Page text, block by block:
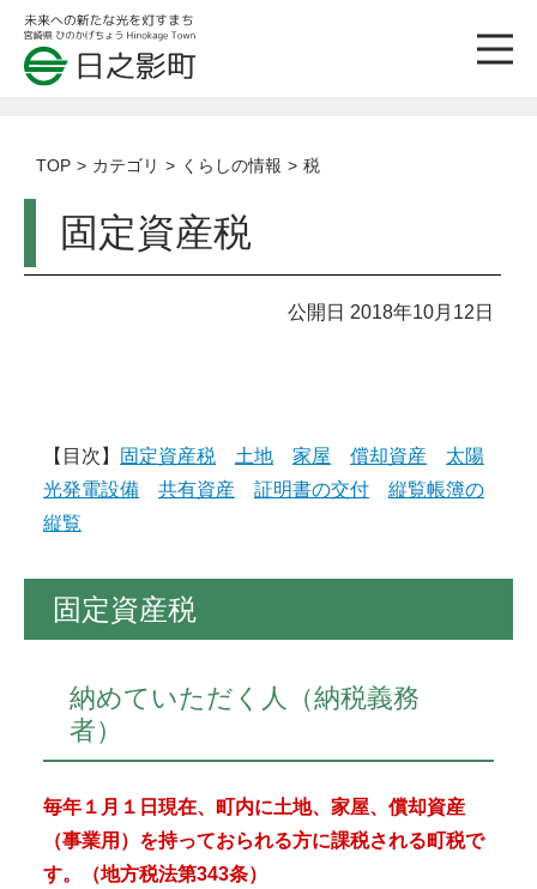
TOP カテゴリ くらしの情報 税
固定資産税
公開日 2018年10月12日
【目次】 固定資産税 土地 家屋 償却資産
太陽
光発電設備
共有資産 証明書の交付
縦覧帳簿の
縦覧
固定資産税
納めていただく人（納税義務
者）
毎年１月１日現在、町内に土地、家屋、償却資産
（事業用）を持っておられる方に課税される町税で
す。
（地方税法第343条）